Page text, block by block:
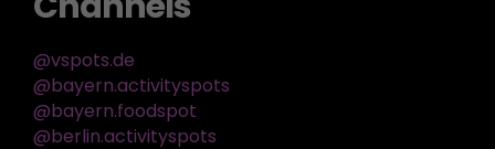
@vspots.de
@bayern.activityspots
@bayern.foodspot
@berlin.activityspots